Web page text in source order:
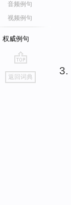
音频例句
视频例句
权威例句
go
top
返回词典